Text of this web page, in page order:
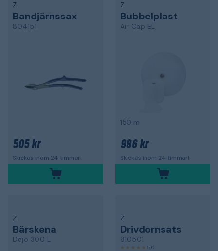
Z
Bandjärnssax
804151
505 kr
Skickas inom 24 timmar!
Z
Bubbelplast
Air Cap EL
150 m
986 kr
Skickas inom 24 timmar!
Z
Bärskena
Dejo 300 L
Z
Drivdornsats
810501
5,0